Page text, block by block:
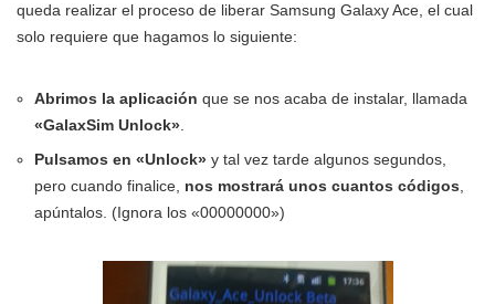
queda realizar el proceso de liberar Samsung Galaxy Ace, el cual
solo requiere que hagamos lo siguiente:
Abrimos la aplicación que se nos acaba de instalar, llamada
«GalaxSim Unlock».
Pulsamos en «Unlock» y tal vez tarde algunos segundos,
pero cuando finalice, nos mostrará unos cuantos códigos,
apúntalos. (Ignora los «00000000»)